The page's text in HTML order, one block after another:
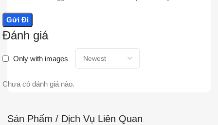
Đánh giá
Only with images
Chưa có đánh giá nào.
Sản Phẩm / Dịch Vụ Liên Quan